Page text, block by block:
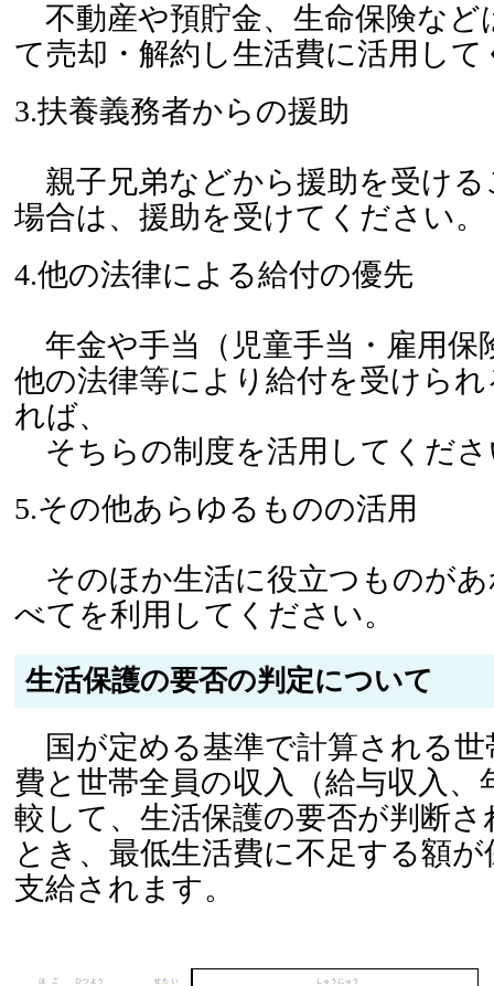
不動産や預貯金、生命保険など
て売却・解約し生活費に活用し
3.扶養義務者からの援助
親子兄弟などから援助を受ける
場合は、援助を受けてください。
4.他の法律による給付の優先
年金や手当（児童手当・雇用保
他の法律等により給付を受けら
れば、
そちらの制度を活用してくださ
5.その他あらゆるものの活用
そのほか生活に役立つものが
べてを利用してください。
生活保護の要否の判定について
国が定める基準で計算される世
費と世帯全員の収入（給与収入、
較して、生活保護の要否が判断
とき、最低生活費に不足する額
支給されます。